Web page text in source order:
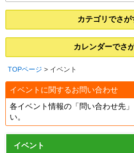
カテゴリでさが
カレンダーでさ
TOPページ > イベント
イベントに関するお問い合わせ
各イベント情報の「問い合わせ先
い。
イベント